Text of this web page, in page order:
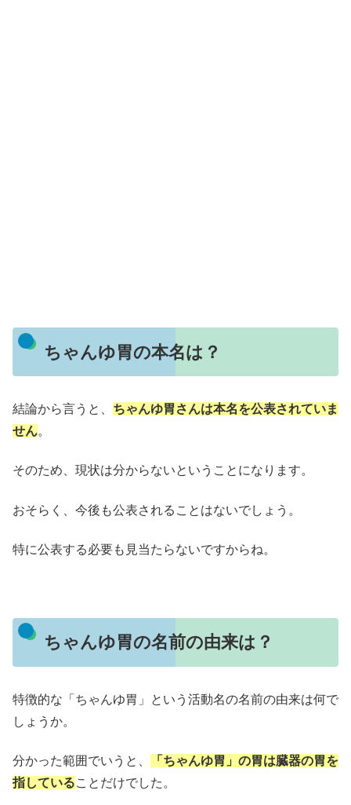
ちゃんゆ胃の本名は？
結論から言うと、 ちゃんゆ胃さんは本名を公表されていま
せん。
そのため、現状は分からないということになります。
おそらく、今後も公表されることはないでしょう。
特に公表する必要も見当たらないですからね。
ちゃんゆ胃の名前の由来は？
特徴的な「ちゃんゆ胃」という活動名の名前の由来は何で
しょうか。
分かった範囲でいうと、
「ちゃんゆ胃」の胃は臓器の胃を
指していることだけでした。